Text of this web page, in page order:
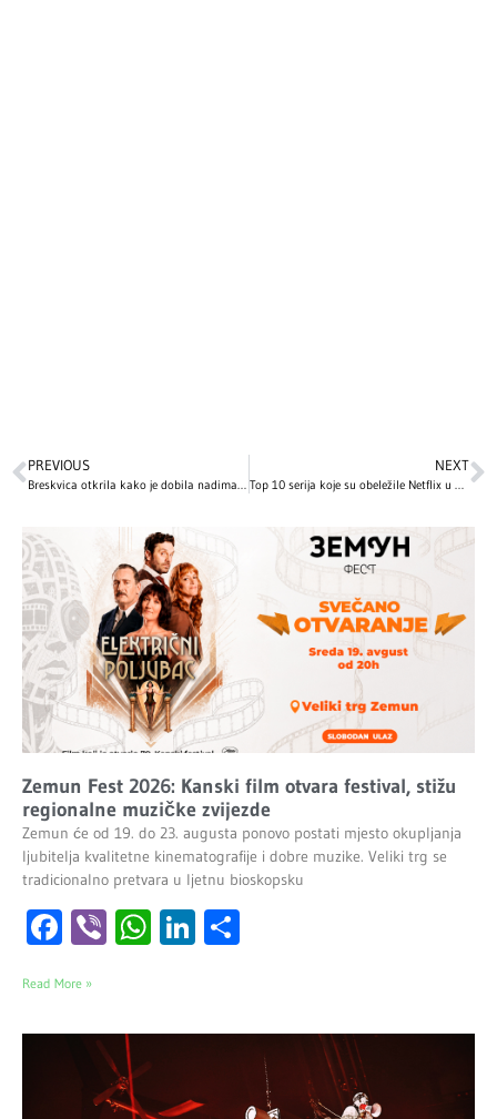
PREVIOUS
Breskvica otkrila kako je dobila nadimak: Tajna koja je svima promaknula!
NEXT
Top 10 serija koje su obeležile Netflix u 2025: Intenzivne drame, mračne misterije i napeti trileri
Zemun Fest 2026: Kanski film otvara festival, stižu
regionalne muzičke zvijezde
Zemun će od 19. do 23. augusta ponovo postati mjesto okupljanja
ljubitelja kvalitetne kinematografije i dobre muzike. Veliki trg se
tradicionalno pretvara u ljetnu bioskopsku
Facebook
ViberWhatsApp
LinkedIn
Read More »